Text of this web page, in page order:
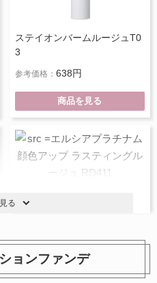
ステイオンバームルージュT0
3
参考価格： 638円
商品を見る
エルシアプラチナム 顔色アッ
る
ョンファンデ